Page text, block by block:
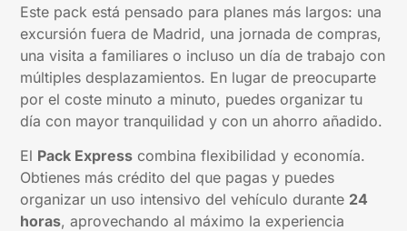
Este pack está pensado para planes más largos: una
excursión fuera de Madrid, una jornada de compras,
una visita a familiares o incluso un día de trabajo con
múltiples desplazamientos. En lugar de preocuparte
por el coste minuto a minuto, puedes organizar tu
día con mayor tranquilidad y con un ahorro añadido.
El Pack Express combina flexibilidad y economía.
Obtienes más crédito del que pagas y puedes
organizar un uso intensivo del vehículo durante 24
horas, aprovechando al máximo la experiencia